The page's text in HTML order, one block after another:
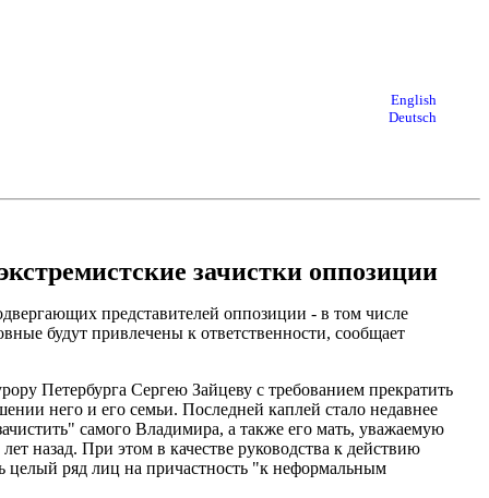
English
Deutsch
зачистки оппозиции
представителей оппозиции - в том числе
будут привлечены к ответственности, сообщает
Петербурга Сергею Зайцеву с требованием прекратить
него и его семьи. Последней каплей стало недавнее
самого Владимира, а также его мать, уважаемую
назад. При этом в качестве руководства к действию
целый ряд лиц на причастность "к неформальным